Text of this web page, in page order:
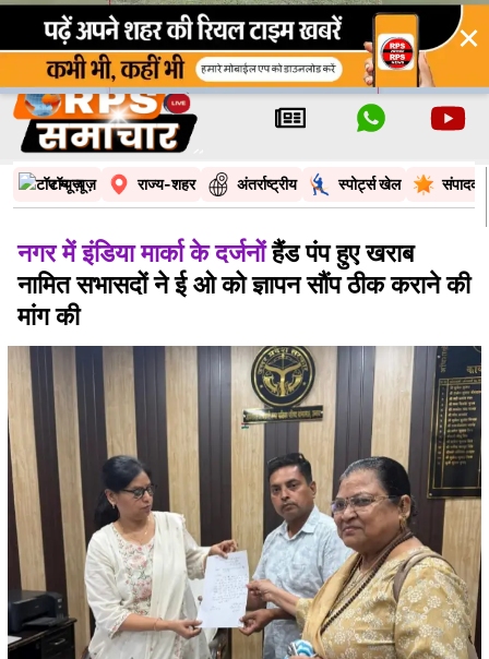
×
टॉप न्यूज़ राज्य-शहर अंतर्राष्ट्रीय स्पोर्ट्स खेल
नगर में इंडिया मार्का के दर्जनोंहैंड पंप हुए खराब
नामित सभासदों ने ई ओ को ज्ञापन सौंप ठीक कराने की
मांग की